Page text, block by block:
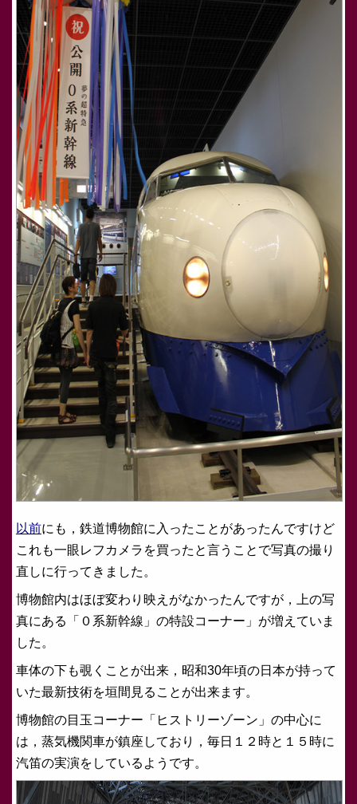
以前にも，鉄道博物館に入ったことがあったんですけど
これも一眼レフカメラを買ったと言うことで写真の撮り
直しに行ってきました。
博物館内はほぼ変わり映えがなかったんですが，上の写
真にある「０系新幹線」の特設コーナー」が増えていま
した。
車体の下も覗くことが出来，昭和30年頃の日本が持って
いた最新技術を垣間見ることが出来ます。
博物館の目玉コーナー「ヒストリーゾーン」の中心に
は，蒸気機関車が鎮座しており，毎日１２時と１５時に
汽笛の実演をしているようです。